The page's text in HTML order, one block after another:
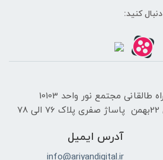
کنید:
مجتمع نور واحد 10103
آدرس ایمیل
info@ariyandigital.ir